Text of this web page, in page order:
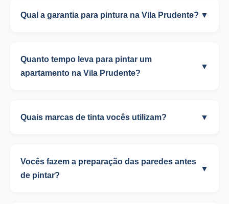
Qual a garantia para pintura na Vila Prudente? ▼
Quanto tempo leva para pintar um
apartamento na Vila Prudente?
▼
Quais marcas de tinta vocês utilizam? ▼
Vocês fazem a preparação das paredes antes
de pintar?
▼